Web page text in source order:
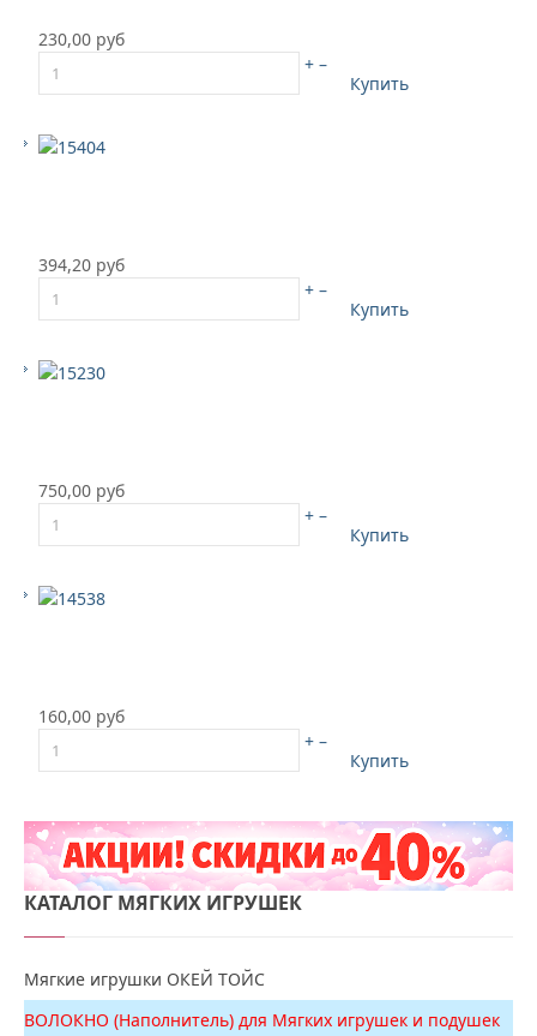
230,00 руб
+ –
Купить
394,20 руб
+ –
Купить
750,00 руб
+ –
Купить
160,00 руб
+ –
Купить
КАТАЛОГ МЯГКИХ ИГРУШЕК
Мягкие игрушки ОКЕЙ ТОЙС
ВОЛОКНО (Наполнитель) для Мягких игрушек и подушек